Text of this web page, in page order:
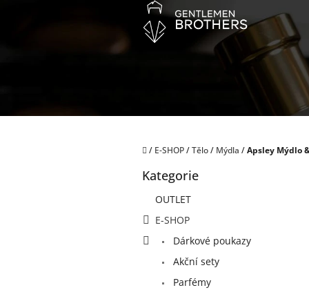
Domů
/ E-SHOP/Tělo/ Mýdla /Apsley Mýdlo
Přeskočit
Kategorie
OUTLET
E-SHOP
Dárkové poukazy
Akční sety
Parfémy